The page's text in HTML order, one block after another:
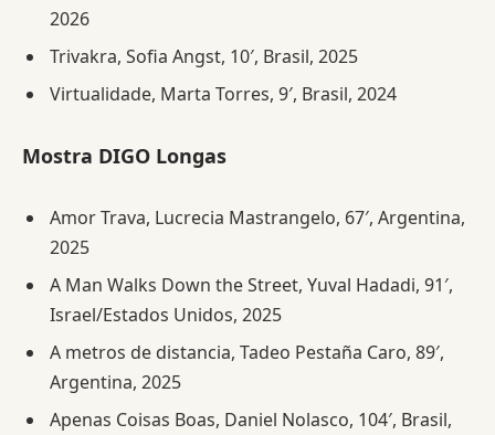
2026
Trivakra, Sofia Angst, 10′, Brasil, 2025
Virtualidade, Marta Torres, 9′, Brasil, 2024
Mostra DIGO Longas
Amor Trava, Lucrecia Mastrangelo, 67′, Argentina,
2025
A Man Walks Down the Street, Yuval Hadadi, 91′,
Israel/Estados Unidos, 2025
A metros de distancia, Tadeo Pestaña Caro, 89′,
Argentina, 2025
Apenas Coisas Boas, Daniel Nolasco, 104′, Brasil,